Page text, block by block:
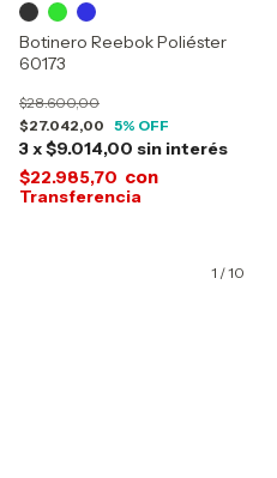
Botinero Reebok Poliéster
60173
$27.042,00
$28.600,00
5% OFF
3 x$9.014,00 sin interés
$22.985,70 con
1 /10